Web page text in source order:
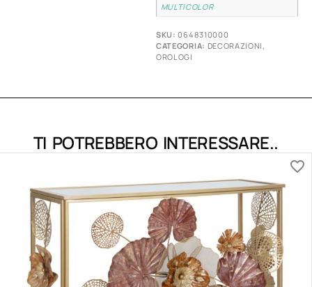
MULTICOLOR
SKU:0648310000
CATEGORIA: DECORAZIONI
OROLOGI
TI POTREBBERO INTERESSARE..